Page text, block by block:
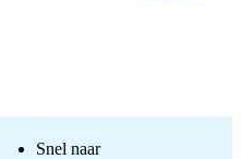
Snel naar